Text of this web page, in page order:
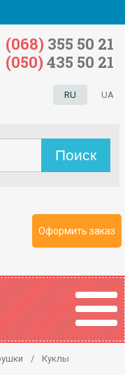
Оформить заказ
RU UA
(068) 355 50 21
(050) 435 50 21
Куклы